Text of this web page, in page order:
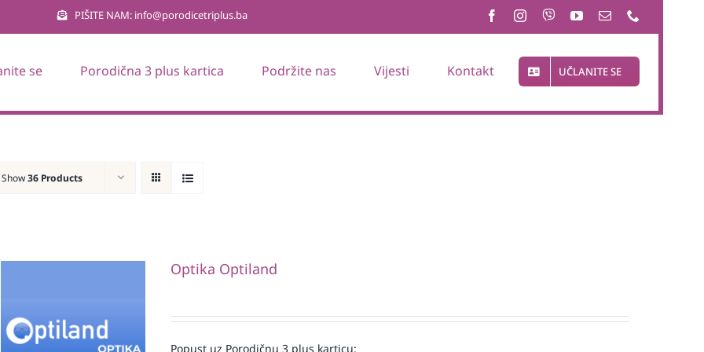
PIŠITE NAM: info@porodicetriplus.ba
se Porodična 3 plus kartica Podržite nas Vijesti Kontakt UČLANITE SE
Show36 Products
Optika Optiland
Popust uz Porodičnu 3 plus karticu: